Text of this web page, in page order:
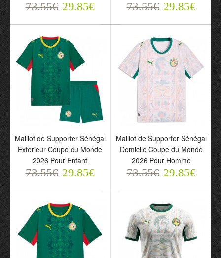
Coupe du Monde 2026
Pour Homme
73.55€ 29.85€
du Monde 2026 Pour
Enfant
73.55€ 29.85€
Maillot de Supporter
Sénégal Extérieur Coupe
du Monde 2026 Pour
Enfant
Maillot de Supporter
Sénégal Domicile Coupe
du Monde 2026 Pour
Homme
73.55€ 29.85€ 73.55€ 29.85€
Maillot de Supporter Sénégal
Extérieur Coupe du Monde
2026 Pour Enfant
73.55€ 29.85€
Maillot de Supporter Sénégal
Domicile Coupe du Monde
2026 Pour Homme
73.55€ 29.85€